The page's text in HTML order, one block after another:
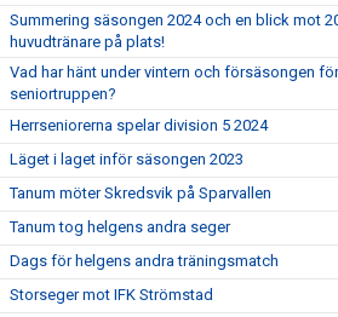
Summering säsongen 2024 och en blick mot
huvudtränare på plats!
Vad har hänt under vintern och försäsongen för
seniortruppen?
Herrseniorerna spelar division 5 2024
Läget i laget inför säsongen 2023
Tanum möter Skredsvik på Sparvallen
Tanum tog helgens andra seger
Dags för helgens andra träningsmatch
Storseger mot IFK Strömstad